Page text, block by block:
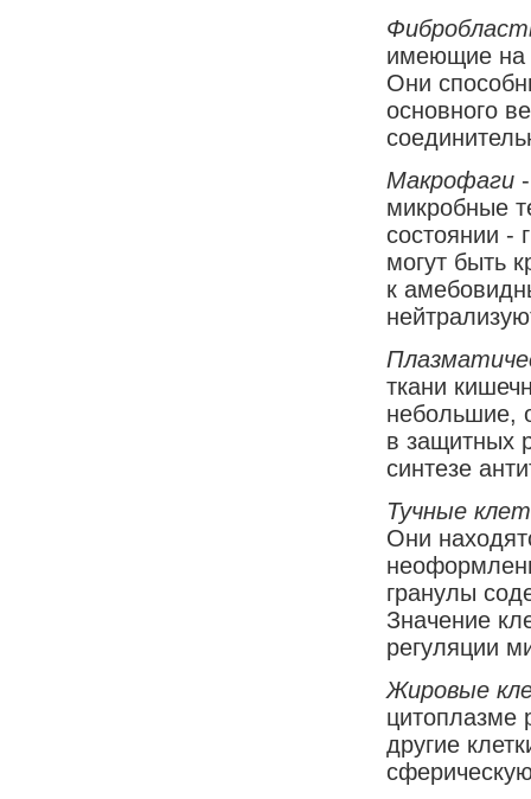
Фиброб
имеющие на
Они
основного
Макрофаги
микробные
состоянии -
могут быть
к
ткани
небольшие,
в защитных
синтезе
Тучные
Они
гранулы
Значение
регуляции
Жировые
цитоплазме
другие